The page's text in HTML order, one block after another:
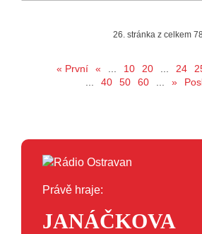
26. stránka z celkem 78
« První « 10 20 24
40 50 60 »
Právě hraje:
JANÁČKOVA